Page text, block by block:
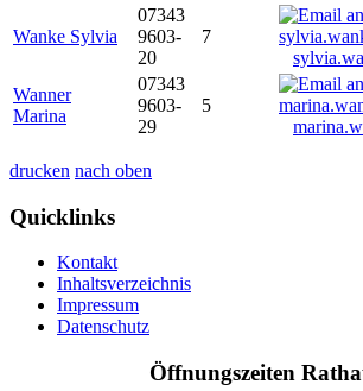
Wanke Sylvia
07343
9603-
20
7
Wanner
Marina
07343
9603-
29
5
drucken nach oben
Quicklinks
Kontakt
Inhaltsverzeichnis
Impressum
Datenschutz
Öffnungszeiten